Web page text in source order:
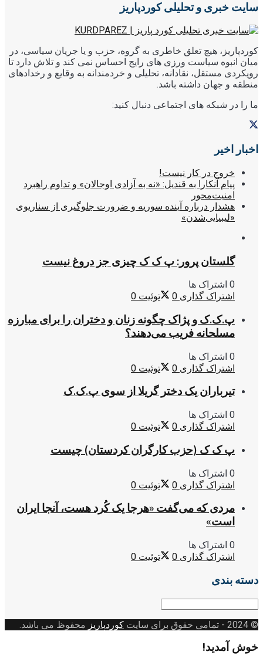
سایت خبری و تحلیلی کوردپاریز
کوردپاریز، هیچ تعلق خاطری به گروه، حزب و یا جریان سیاسی، در
میان انبوه سیاست ورزی های رایج احساس نمی کند و تلاش دارد تا
رویکردی مستقل، نقادانه، تحلیلی و خردمندانه به وقایع و رخدادهای
منطقه و جهان داشته باشد.
ما را در شبکه های اجتماعی دنبال کنید:
اخبار اخیر
خروج در کار نیست!
پیام آنکارا به قندیل: «نه به آزادی اوجالان» و تداوم راهبرد
امنیت‌محور
هشدار درباره آینده سوریه و ضرورت جلوگیری از سناریوی
«لیبیایی‌شدن»
گلستان پرور: پ ک ک چیزی جز دروغ نیست
0 اشتراک ها
اشتراک گذاری 0 توئیت 0
پ.ک.ک و پژاک چگونه زنان و دختران را برای مبارزه
مسلحانه فریب می‌دهند؟
0 اشتراک ها
اشتراک گذاری 0 توئیت 0
تیرباران یک دختر گریلا از سوی پ.ک.ک
0 اشتراک ها
اشتراک گذاری 0 توئیت 0
پ ک ک (حزب کارگران کردستان) چیست
0 اشتراک ها
اشتراک گذاری 0 توئیت 0
مردی که می‌گفت «هرجا یک کُرد هست، آنجا ایران
است»
0 اشتراک ها
اشتراک گذاری 0 توئیت 0
دسته بندی
دسته
© 2024
- تمامی حقوق برای سایت کوردپاریز محفوظ می باشد.
خوش آمدید!